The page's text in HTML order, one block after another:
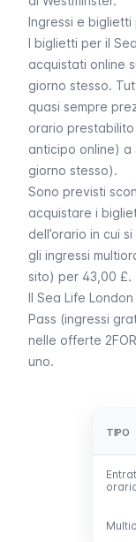
Ingressi e biglietti
I biglietti per il
acquistati online
giorno stesso.
quasi sempre
orario
anticipo online)
giorno stesso).
Sono previsti
acquistare i
dell’orario in cui
gli ingressi
sito) per 43,00 £.
Il Sea Life London
Pass (ingressi
nelle offerte
uno.
TIPO
TIPO